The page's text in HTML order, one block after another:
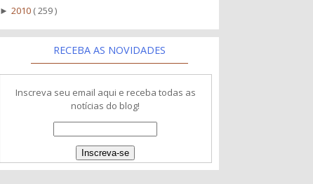
►2010 ( 259 )
RECEBA AS NOVIDADES
Inscreva seu email aqui e receba todas as
notícias do blog!